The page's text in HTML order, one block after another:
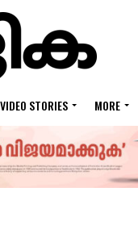
VIDEO STORIES MORE